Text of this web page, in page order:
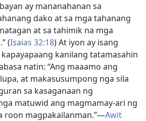
ay mananahanan sa
dako at sa mga tahanang
at sa tahimik na mga
(Isaias 32:18) At iyon ay isang
kanilang tatamasahin
natin: “Ang maaamo ang
at makasusumpong nga sila
sa kasaganaan ng
matuwid ang magmamay-ari ng
roon magpakailanman.”​—Awit